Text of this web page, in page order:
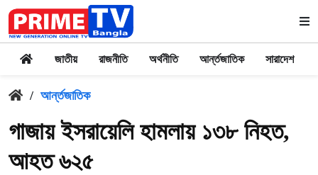
জাতীয় রাজনীতি অর্থনীতি আর্ন্তজাতিক সারাদেশ
/ আর্ন্তজাতিক
গাজায় ইসরায়েলি হামলায় ১৩৮ নিহত,
আহত ৬২৫